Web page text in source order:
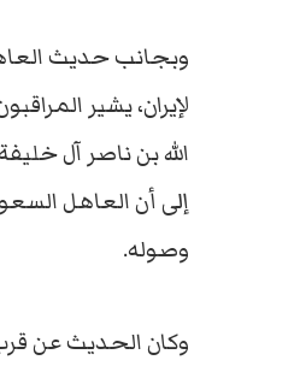
وبجانب حديث
لإيران، يشير
الله بن ناصر آل
إلى أن العاهل
وصوله.
وكان الحديث عن